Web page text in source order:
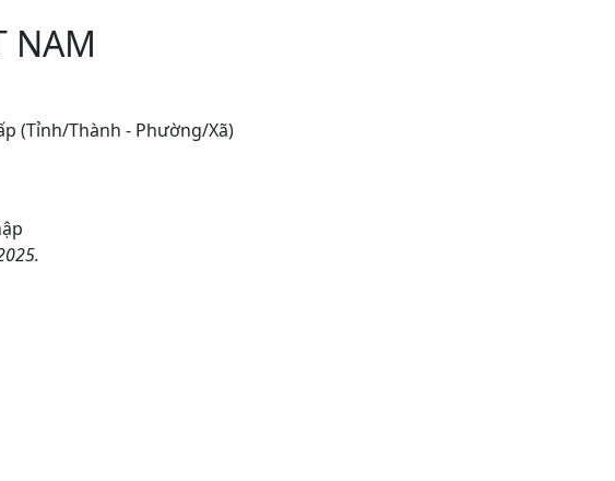
NAM
(Tỉnh/Thành - Phường/Xã)